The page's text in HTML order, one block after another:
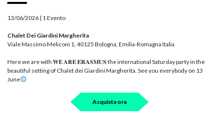
13/06/2026 | 1 Evento
Chalet Dei Giardini Margherita
Viale Massimo Meliconi 1, 40125 Bologna, Emilia-Romagna Italia
Here we are with 𝐖𝐄 𝐀𝐑𝐄 𝐄𝐑𝐀𝐒𝐌𝐔𝐒 the international Saturday party in the
beautiful setting of Chalet dei Giardini Margherita. See you everybody on 13
June
Acquista ora